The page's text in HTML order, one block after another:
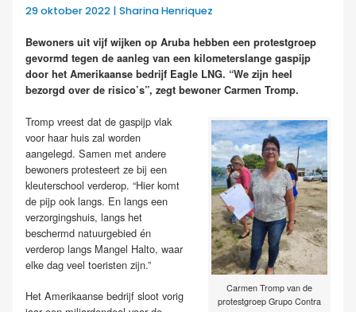
29 oktober 2022 | Sharina Henriquez
Bewoners uit vijf wijken op Aruba hebben een protestgroep
gevormd tegen de aanleg van een kilometerslange gaspijp
door het Amerikaanse bedrijf Eagle LNG. “We zijn heel
bezorgd over de risico’s”, zegt bewoner Carmen Tromp.
Carmen Tromp van de
protestgroep Grupo Contra
Tromp vreest dat de gaspijp vlak
voor haar huis zal worden
aangelegd. Samen met andere
bewoners protesteert ze bij een
kleuterschool verderop. “Hier komt
de pijp ook langs. En langs een
verzorgingshuis, langs het
beschermd natuurgebied én
verderop langs Mangel Halto, waar
elke dag veel toeristen zijn.”
Het Amerikaanse bedrijf sloot vorig